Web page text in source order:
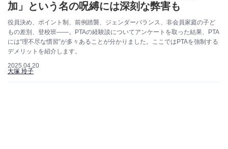
加」という名の呪縛には深刻な弊害も
役員決め、ポイント制、前例踏襲、ジェンダーバランス、非会員家庭の子ど
もの差別、登校班——。PTAの経験談についてアンケートを取った結果、PTA
には“理不尽な慣習”が多々あることが分かりました。ここではPTAを強制する
デメリットを紹介します。
2025.04.20
大塚 玲子